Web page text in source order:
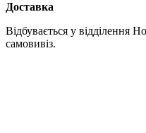
Доставка
Відбувається у відділення
самовивіз.